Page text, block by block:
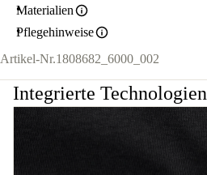
Materialien
Pflegehinweise
Artikel-Nr.1808682_6000_002
Integrierte Technologien